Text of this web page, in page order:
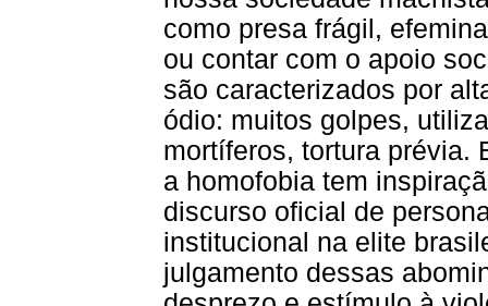
como presa frágil,
ou contar com o apoio
são caracterizados por
ódio: muitos golpes,
mortíferos, tortura prévia.
a homofobia tem
discurso oficial de
institucional na elite
julgamento dessas